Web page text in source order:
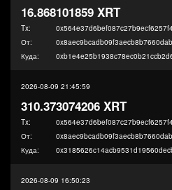
16.868101859 XRT
Tx:
От:
Куда:
2026-08-09 21:45:59
310.373074206 XRT
Tx:
От:
Куда:
2026-08-09 16:50:23